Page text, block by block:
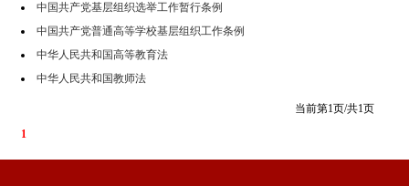
中国共产党基层组织选举工作暂行条例
中国共产党普通高等学校基层组织工作条例
中华人民共和国高等教育法
中华人民共和国教师法
当前第1页/共1页
1